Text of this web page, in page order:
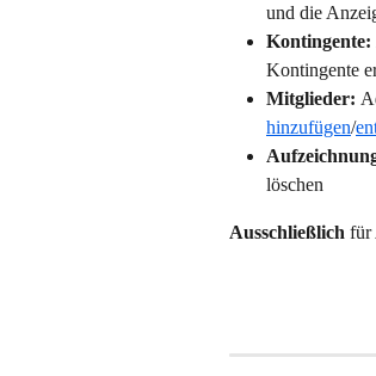
und die
Kontingente:
Kontingente
Mitglieder:
hinzufügen/
löschen
Ausschließlich für